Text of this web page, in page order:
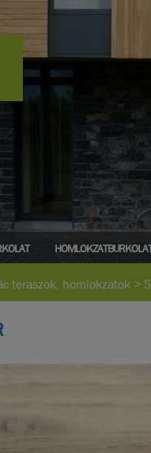
teraszok, homlokzatok >